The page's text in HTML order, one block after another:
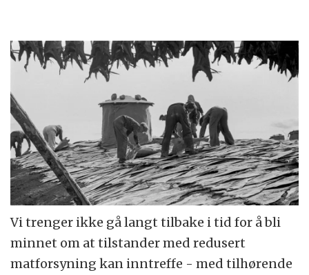
Vi trenger ikke gå langt tilbake i tid for å bli
minnet om at tilstander med redusert
matforsyning kan inntreffe - med tilhørende